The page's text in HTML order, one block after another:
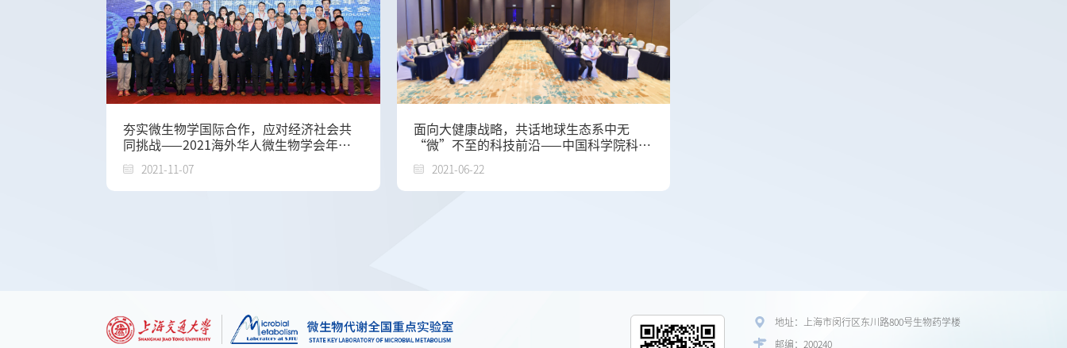
夯实微生物学国际合作，应对经济社会共
同挑战——2021海外华人微生物学会年会
暨国际代谢科学大会在沪举行
2021-11-07
面向大健康战略，共话地球生态系中无
“微”不至的科技前沿——中国科学院科学
与技术前沿论坛第117次在沪举行
2021-06-22
地址：上海市闵行区东川路800号生物药学楼
邮编：200240